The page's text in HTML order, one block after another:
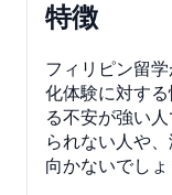
特徴
フィリピン留
化体験に対す
る不安が強い
られない人や
向かないでしょ